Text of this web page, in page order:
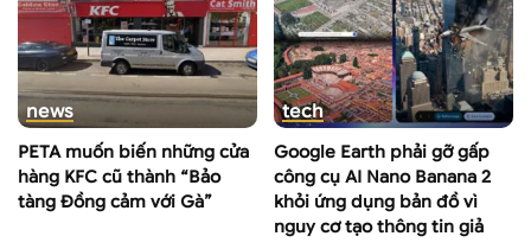
news
PETA muốn biến những cửa
hàng KFC cũ thành “Bảo
tàng Đồng cảm với Gà”
tech
Google Earth phải gỡ gấp
công cụ AI Nano Banana 2
khỏi ứng dụng bản đồ vì
nguy cơ tạo thông tin giả